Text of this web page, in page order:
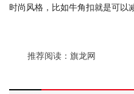
时尚风格，比如牛角扣就是可以
推荐阅读： 旗龙网